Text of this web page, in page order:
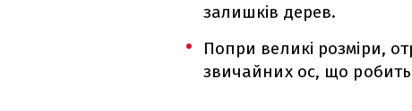
залишків дерев.
Попри великі розміри,
звичайних ос, що